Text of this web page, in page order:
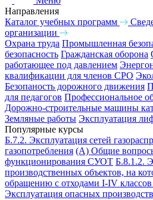
Направления
Каталог учебных программ
организации
Охрана труда Промышленная
безопасность Гражданская оборона
работающее под давлением
квалификации для членов СРО
Безопаность дорожного движения
для педагогов Профессиональное
Дорожно-строительные машины
Земляные работы Эксплуатация
Популярные курсы
Б.7.2. Эксплуатация сетей
газопотребления (А) Общие
функционирования СУОТ Б.8.1.2.
производственных объектов, на
обращению с отходами I-IV классов
Эксплуатация опасных